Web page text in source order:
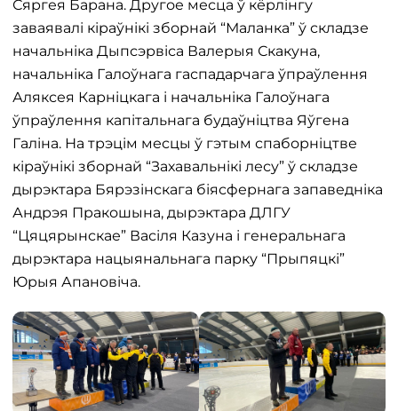
Сяргея Барана. Другое месца ў кёрлінгу
заваявалі кіраўнікі зборнай “Маланка” ў складзе
начальніка Дыпсэрвіса Валерыя Скакуна,
начальніка Галоўнага гаспадарчага ўпраўлення
Аляксея Карніцкага і начальніка Галоўнага
ўпраўлення капітальнага будаўніцтва Яўгена
Галіна. На трэцім месцы ў гэтым спаборніцтве
кіраўнікі зборнай “Захавальнікі лесу” ў складзе
дырэктара Бярэзінскага біясфернага запаведніка
Андрэя Пракошына, дырэктара ДЛГУ
“Цяцярынскае” Васіля Казуна і генеральнага
дырэктара нацыянальнага парку “Прыпяцкі”
Юрыя Апановіча.